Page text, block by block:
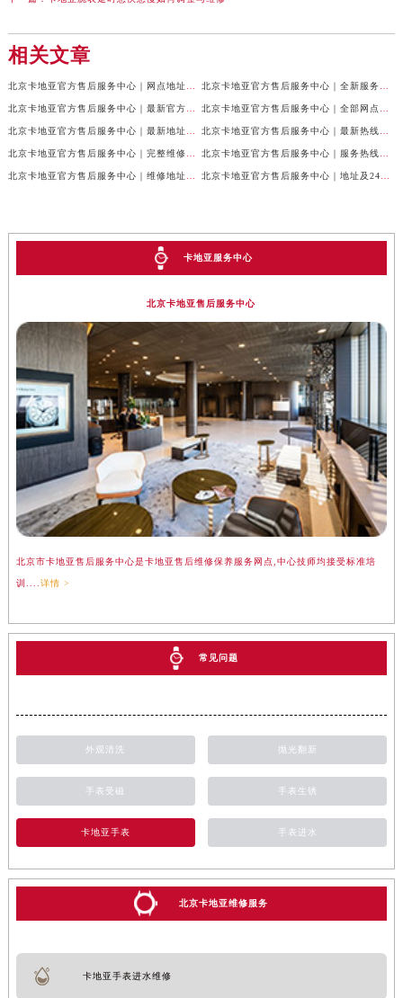
相关文章
卡地亚服务中心
北京卡地亚售后服务中心
北京市卡地亚售后服务中心是卡地亚售后维修保养服务网点,中心技师均接受标准培
训.... 详情 >
常见问题
外观清洗 抛光翻新
手表受磁 手表生锈
卡地亚手表 手表进水
北京卡地亚维修服务
卡地亚手表进水维修